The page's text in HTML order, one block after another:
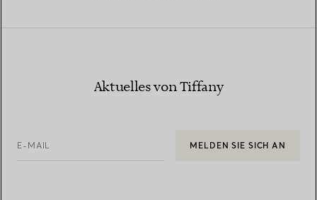
Aktuelles von Tiffany
E-MAIL MELDEN SIE SICH AN